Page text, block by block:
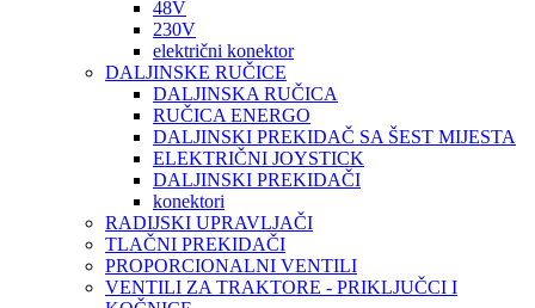
48V
230V
električni konektor
DALJINSKE RUČICE
DALJINSKA RUČICA
RUČICA ENERGO
DALJINSKI PREKIDAČ SA ŠEST MIJESTA
ELEKTRIČNI JOYSTICK
DALJINSKI PREKIDAČI
konektori
RADIJSKI UPRAVLJAČI
TLAČNI PREKIDAČI
PROPORCIONALNI VENTILI
VENTILI ZA TRAKTORE - PRIKLJUČCI I